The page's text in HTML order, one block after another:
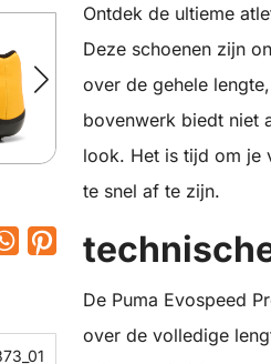
Ontdek de ultieme
Deze schoenen zijn
over de gehele
bovenwerk biedt niet
look. Het is tijd om je
te snel af te zijn.
De Puma Evospeed
over de volledige